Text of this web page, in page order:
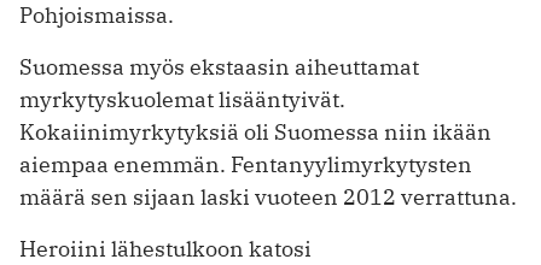
Pohjoismaissa.
Suomessa myös ekstaasin aiheuttamat
myrkytyskuolemat lisääntyivät.
Kokaiinimyrkytyksiä oli Suomessa niin ikään
aiempaa enemmän. Fentanyylimyrkytysten
määrä sen sijaan laski vuoteen 2012 verrattuna.
Heroiini lähestulkoon katosi